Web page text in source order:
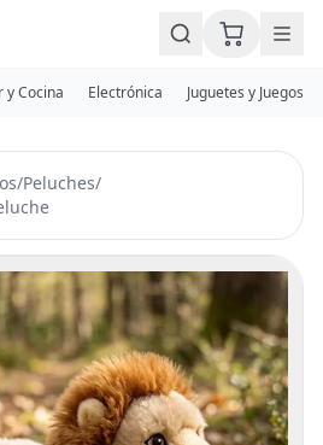
y Cocina Electrónica Juguetes y Juegos
/Peluches/